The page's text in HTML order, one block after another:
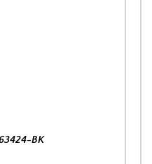
BK